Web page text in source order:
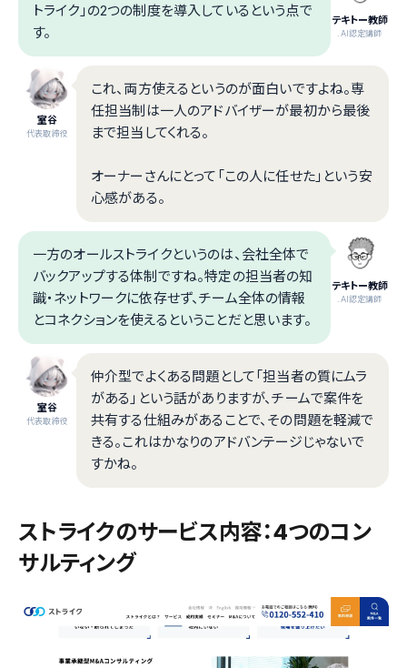
テキトー教師
.AI認定講師
トライク」の2つの制度を導入しているという点で
す。
室谷
代表取締役
これ、両方使えるというのが面白いですよね。専
任担当制は一人のアドバイザーが最初から最後
まで担当してくれる。
オーナーさんにとって「この人に任せた」という安
心感がある。
テキトー教師
.AI認定講師
一方のオールストライクというのは、会社全体で
バックアップする体制ですね。特定の担当者の知
識・ネットワークに依存せず、チーム全体の情報
とコネクションを使えるということだと思います。
室谷
代表取締役
仲介型でよくある問題として「担当者の質にムラ
がある」という話がありますが、チームで案件を
共有する仕組みがあることで、その問題を軽減で
きる。これはかなりのアドバンテージじゃないで
すかね。
ストライクのサービス内容：4つのコン
サルティング